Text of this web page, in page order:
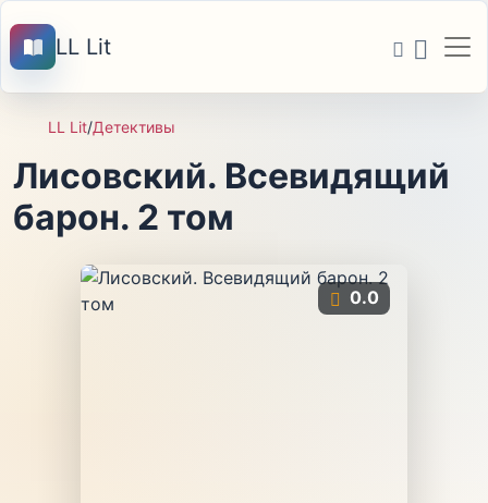
LL Lit
LL Lit/Детективы
Лисовский. Всевидящий
барон. 2 том
0.0